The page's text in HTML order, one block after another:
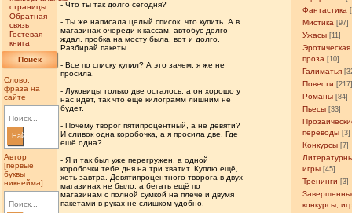
страницы
Обратная
связь
Гостевая
книга
Поиск
Слово,
фраза на
сайте
Найти
Автор
[первые
буквы
никнейма]
Фантастика
Мистика [97]
Ужасы [11]
Эротическая
проза [10]
Галиматья
Повести
Романы [84]
Пьесы [33]
переводы [3]
Конкурсы [7]
игры [45]
Тренинги [3]
конкурсы,
- Что ты так долго сегодня?
- Ты же написала целый список, что купить. А в
магазинах очереди к кассам, автобус долго
ждал, пробка на мосту была, вот и долго.
Разбирай пакеты.
- Все по списку купил? А это зачем, я же не
просила.
- Луковицы только две осталось, а он хорошо у
нас идёт, так что ещё килограмм лишним не
будет.
- Почему творог пятипроцентный, а не девяти?
И сливок одна коробочка, а я просила две. Где
ещё одна?
- Я и так был уже перегружен, а одной
коробочки тебе дня на три хватит. Куплю ещё,
хоть завтра. Девятипроцентного творога в двух
магазинах не было, а бегать ещё по
магазинам с полной сумкой на плече и двумя
пакетами в руках не слишком удобно.